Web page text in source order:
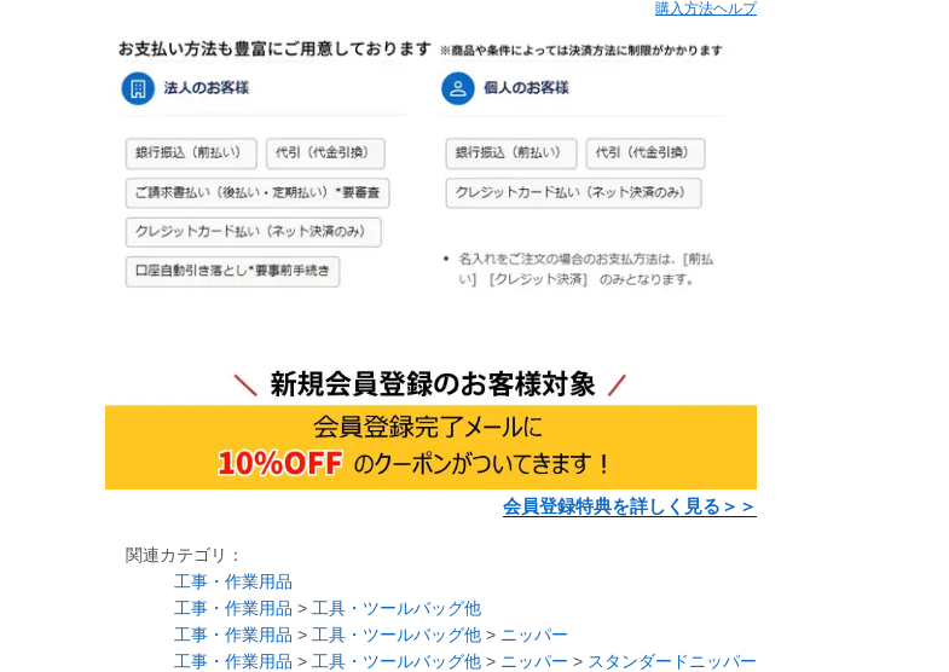
購入方法ヘルプ
会員登録特典を詳しく見る＞＞
関連カテゴリ：
工事・作業用品
工事・作業用品 > 工具・ツールバッグ他
工事・作業用品 > 工具・ツールバッグ他 > ニッパー
工事・作業用品 > 工具・ツールバッグ他 > ニッパー > スタンダードニッパー